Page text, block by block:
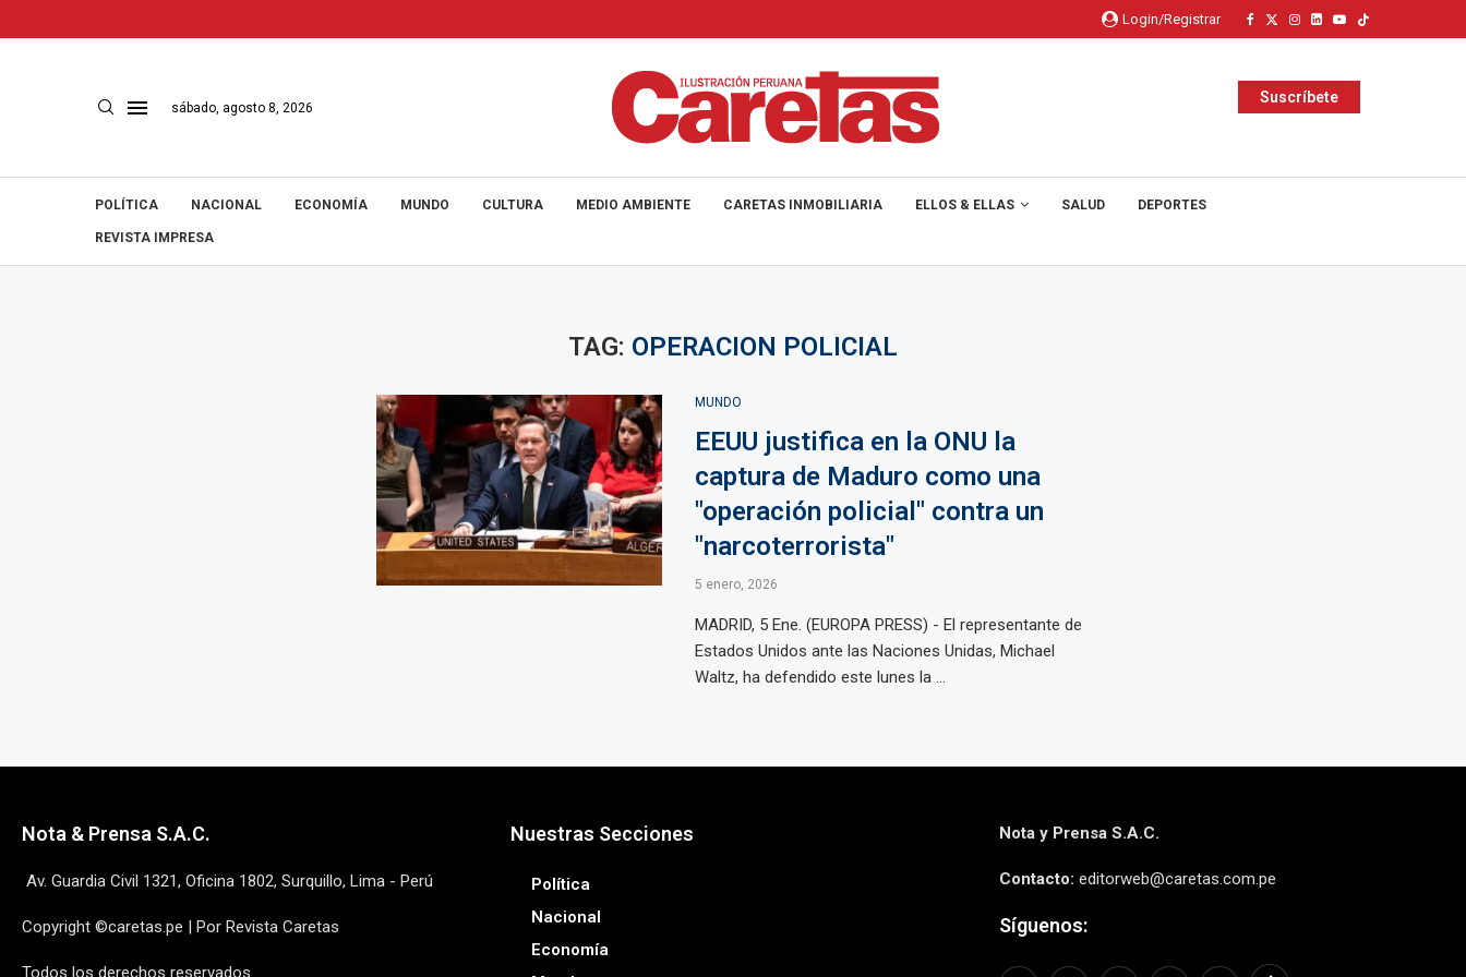
Login/Registrar
sábado, agosto 8, 2026
Suscríbete
POLÍTICA NACIONAL ECONOMÍA MUNDO CULTURA MEDIO AMBIENTE CARETAS INMOBILIARIA ELLOS & ELLAS SALUD DEPORTES
REVISTA IMPRESA
TAG: OPERACION POLICIAL
MUNDO
EEUU justifica en la ONU la
captura de Maduro como una
"operación policial" contra un
"narcoterrorista"
5 enero, 2026
MADRID, 5 Ene. (EUROPA PRESS) - El representante de
Estados Unidos ante las Naciones Unidas, Michael
Waltz, ha defendido este lunes la ...
Nota & Prensa S.A.C.
Av. Guardia Civil 1321, Oficina 1802, Surquillo, Lima - Perú
Copyright ©caretas.pe | Por Revista Caretas
Todos los derechos reservados
Nuestras Secciones
Política
Nacional
Economía
Nota y Prensa S.A.C.
Contacto: editorweb@caretas.com.pe
Síguenos: